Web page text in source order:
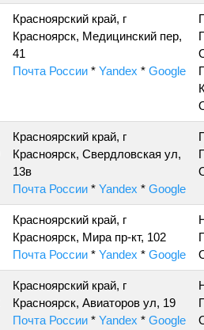
Красноярский край, г
Красноярск, Медицинский пер,
41
Почта России * Yandex * Google
Красноярский край, г
Красноярск, Свердловская ул,
13в
Почта России * Yandex * Google
Красноярский край, г
Красноярск, Мира пр-кт, 102
Почта России * Yandex * Google
Красноярский край, г
Красноярск, Авиаторов ул, 19
Почта России * Yandex * Google